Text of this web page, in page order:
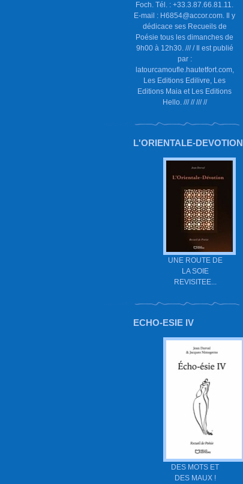
Foch. Tél. : +33.3.87.66.81.11.
E-mail : H6854@accor.com. Il y
dédicace ses Recueils de
Poésie tous les dimanches de
9h00 à 12h30. /// / Il est publié
par :
latourcamoufle.hautetfort.com,
Les Editions Edilivre, Les
Editions Maia et Les Editions
Hello. /// // /// //
L'ORIENTALE-DEVOTION
UNE ROUTE DE
LA SOIE
REVISITEE...
ECHO-ESIE IV
DES MOTS ET
DES MAUX !